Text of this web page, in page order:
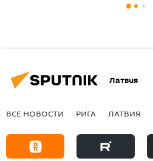
Латвия
ВСЕ НОВОСТИ РИГА ЛАТВИЯ